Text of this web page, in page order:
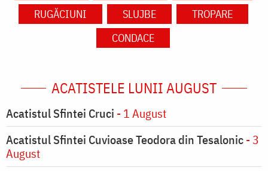
RUGĂCIUNI
SLUJBE
TROPARE
CONDACE
ACATISTELE LUNII AUGUST
Acatistul Sfintei Cruci - 1 August
Acatistul Sfintei Cuvioase Teodora din Tesalonic- 3
August